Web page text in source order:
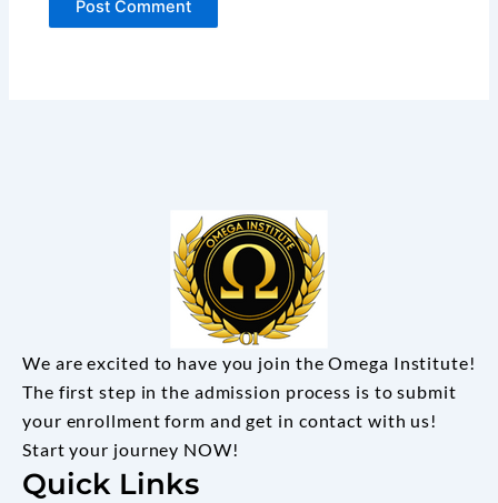
We are excited to have you join the Omega Institute!
The first step in the admission process is to submit
your enrollment form and get in contact with us!
Start your journey NOW!
Quick Links